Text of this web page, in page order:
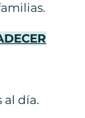
al día.